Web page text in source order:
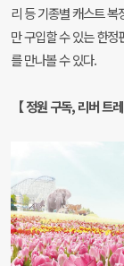
리 등 기종별 캐스트
만 구입할 수 있는 한
를 만나볼 수 있다.
【 정원 구독, 리버 트